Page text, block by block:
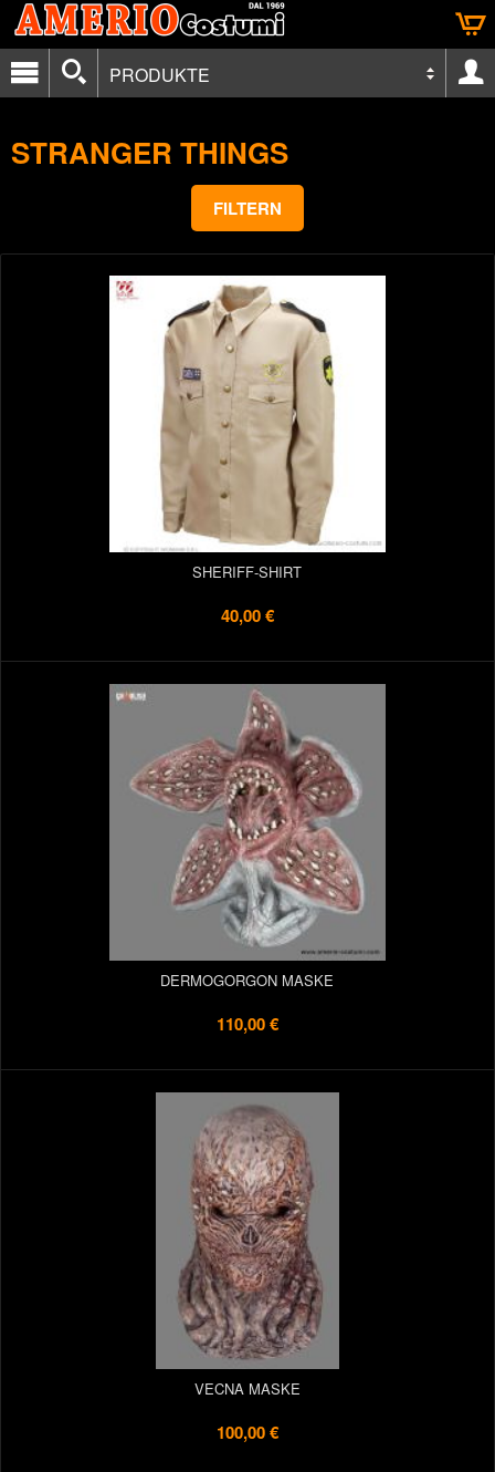
PRODUKTE
STRANGER THINGS
FILTERN
SHERIFF-SHIRT
40,00 €
DERMOGORGON MASKE
110,00 €
VECNA MASKE
100,00 €